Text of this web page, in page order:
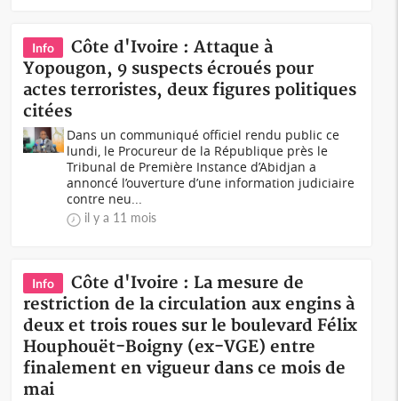
Info
Côte d'Ivoire : Attaque à
Yopougon, 9 suspects écroués pour
actes terroristes, deux figures politiques
citées
Dans un communiqué officiel rendu public ce
lundi, le Procureur de la République près le
Tribunal de Première Instance d’Abidjan a
annoncé l’ouverture d’une information judiciaire
contre neu...
il y a 11 mois
Info
Côte d'Ivoire : La mesure de
restriction de la circulation aux engins à
deux et trois roues sur le boulevard Félix
Houphouët-Boigny (ex-VGE) entre
finalement en vigueur dans ce mois de
mai